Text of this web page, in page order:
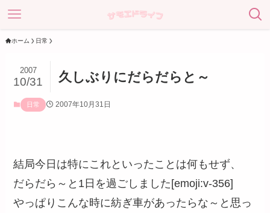
ホーム 日常
久しぶりにだらだらと～
2007
10/31
日常 2007年10月31日
結局今日は特にこれといったことは何もせず、
だらだら～と1日を過ごしました[emoji:v-356]
やっぱりこんな時に紡ぎ車があったらな～と思っ